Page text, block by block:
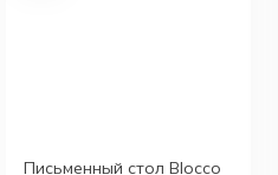
Письменный стол Blocco